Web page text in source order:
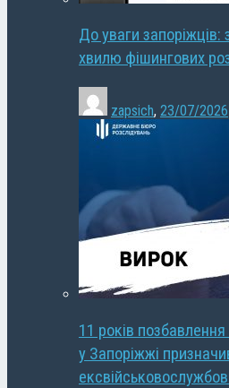
До уваги
хвилю фішингових
zapsich, 23/07/2026
11 років
у Запоріжжі